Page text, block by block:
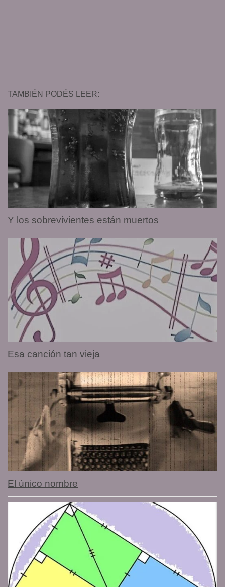
TAMBIÉN PODÉS LEER:
Y los sobrevivientes están muertos
Esa canción tan vieja
El único nombre